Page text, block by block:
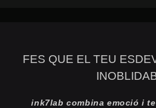
FES QUE EL TEU
ink7lab combina emoció i